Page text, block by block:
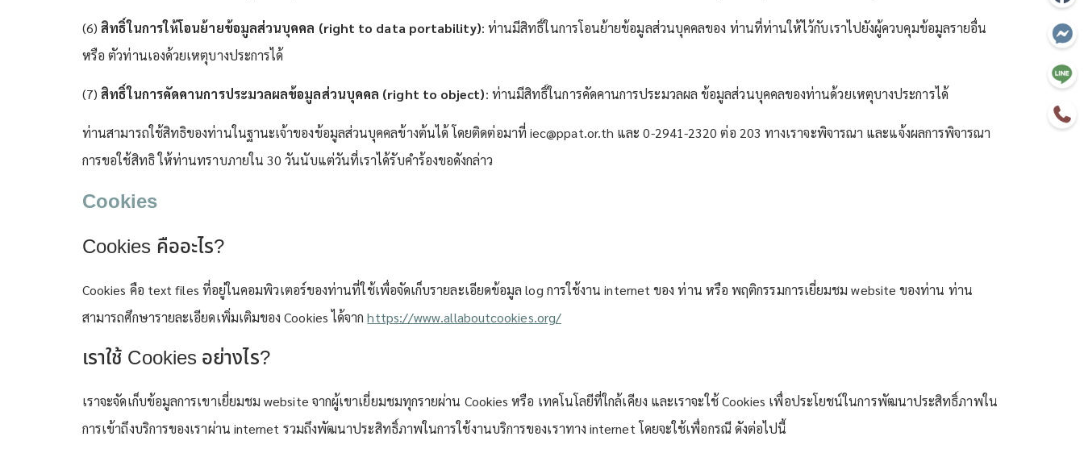
(6)สิทธิ์ในการให้โอนย้ายข้อมูลส่วนบุคคล (right to data portability): ท่านมีสิทธิ์ในการโอนย้ายข้อมูลส่วนบุคคลของ ท่านที่ท่านให้ไว้กับเราไปยังผู้ควบคุมข้อมูลรายอื่น
หรือ ตัวท่านเองด้วยเหตุบางประการได้
(7)สิทธิ์ในการคัดคานการประมวลผลข้อมูลส่วนบุคคล (right to object): ท่านมีสิทธิ์ในการคัดคานการประมวลผล ข้อมูลส่วนบุคคลของท่านด้วยเหตุบางประการได้
ท่านสามารถใช้สิทธิของท่านในฐานะเจ้าของข้อมูลส่วนบุคคลข้างต้นได้ โดยติดต่อมาที่ iec@ppat.or.th และ 0-2941-2320 ต่อ 203 ทางเราจะพิจารณา และแจ้งผลการพิจารณา
การขอใช้สิทธิ ให้ท่านทราบภายใน 30 วันนับแต่วันที่เราได้รับคำร้องขอดังกล่าว
Cookies
Cookies คืออะไร?
Cookies คือ text files ที่อยู่ในคอมพิวเตอร์ของท่านที่ใช้เพื่อจัดเก็บรายละเอียดข้อมูล log การใช้งาน internet ของ ท่าน หรือ พฤติกรรมการเยี่ยมชม website ของท่าน ท่าน
สามารถศึกษารายละเอียดเพิ่มเติมของ Cookies ได้จากhttps://www.allaboutcookies.org/
เราใช้ Cookies อย่างไร?
เราจะจัดเก็บข้อมูลการเขาเยี่ยมชม website จากผู้เขาเยี่ยมชมทุกรายผ่าน Cookies หรือ เทคโนโลยีที่ใกล้เคียง และเราจะใช้ Cookies เพื่อประโยชน์ในการพัฒนาประสิทธิ์ภาพใน
การเข้าถึงบริการของเราผ่าน internet รวมถึงพัฒนาประสิทธิ์ภาพในการใช้งานบริการของเราทาง internet โดยจะใช้เพื่อกรณี ดังต่อไปนี้